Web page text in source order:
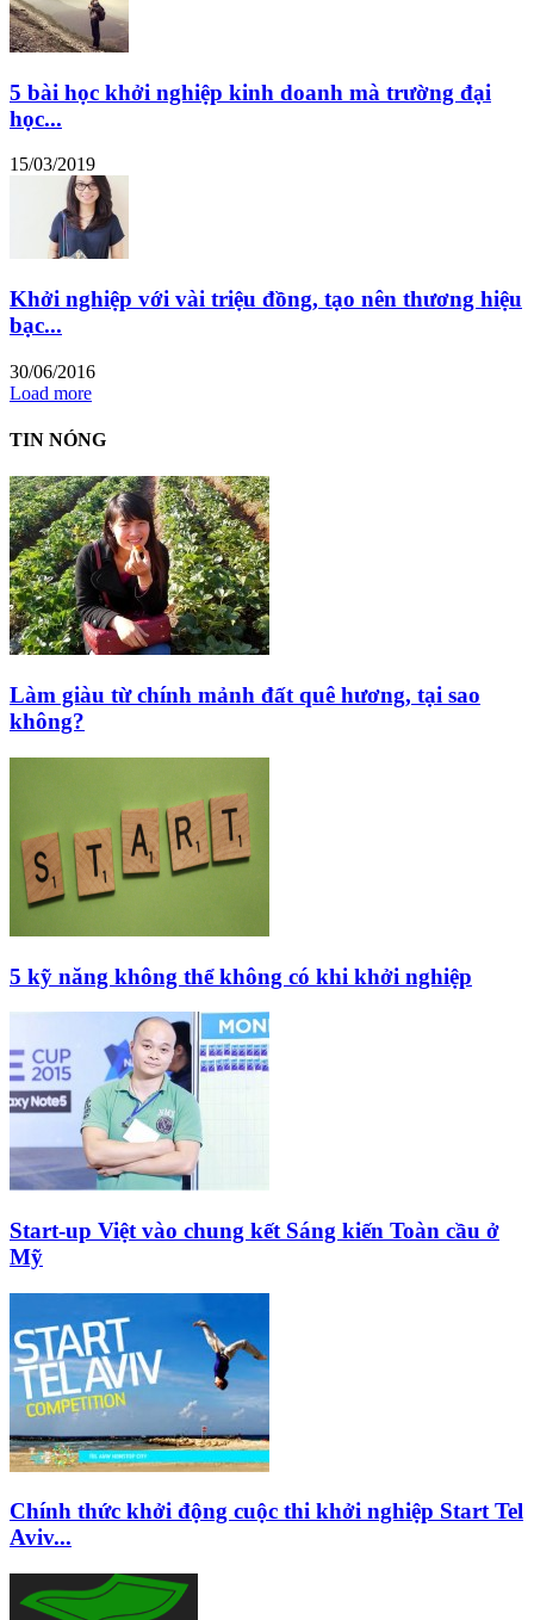
5 bài học khởi nghiệp kinh doanh mà trường đại
học...
15/03/2019
Khởi nghiệp với vài triệu đồng, tạo nên thương hiệu
bạc...
30/06/2016
Load more
TIN NÓNG
Làm giàu từ chính mảnh đất quê hương, tại sao
không?
5 kỹ năng không thể không có khi khởi nghiệp
Start-up Việt vào chung kết Sáng kiến Toàn cầu ở
Mỹ
Chính thức khởi động cuộc thi khởi nghiệp Start Tel
Aviv...